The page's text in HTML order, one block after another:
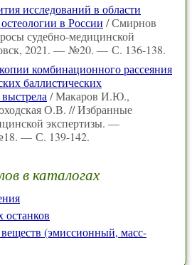
исследований в области
в России / Смирнов
судебно-медицинской
2021. — №20. — С. 136-138.
комбинационного рассеяния
баллистических
/ Макаров И.Ю.,
О.В. // Избранные
экспертизы. —
— С. 139-142.
в каталогах
останков
(эмиссионный, масс-